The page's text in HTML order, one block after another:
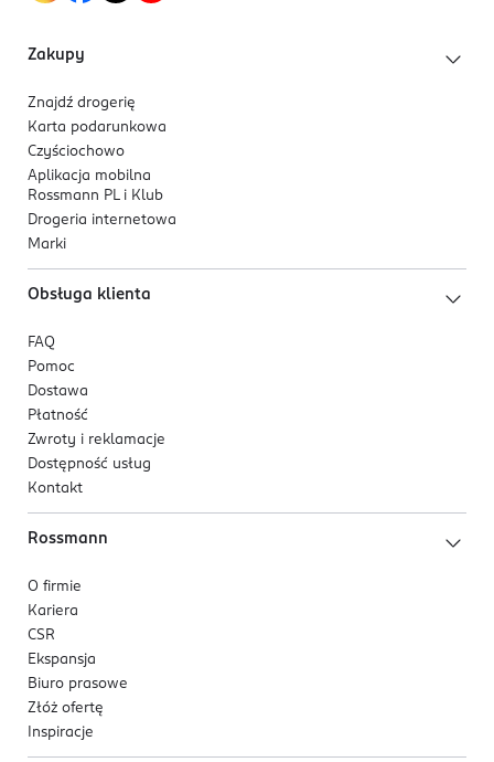
Zakupy
Znajdź drogerię
Karta podarunkowa
Czyściochowo
Aplikacja mobilna
Rossmann PL i Klub
Drogeria internetowa
Marki
Obsługa klienta
FAQ
Pomoc
Dostawa
Płatność
Zwroty i reklamacje
Dostępność usług
Kontakt
Rossmann
O firmie
Kariera
CSR
Ekspansja
Biuro prasowe
Złóż ofertę
Inspiracje